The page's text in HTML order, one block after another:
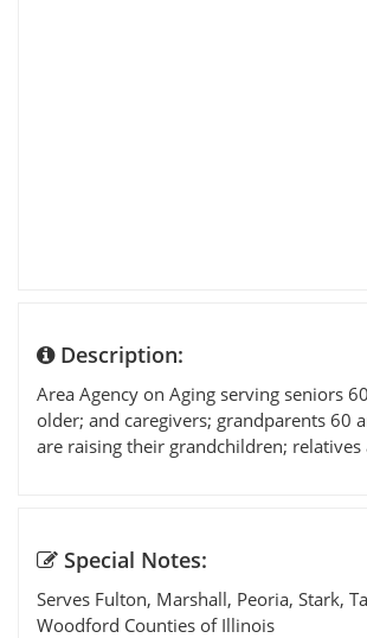
Description:
Area Agency on Aging serving seniors
older; and caregivers; grandparents 60
are raising their grandchildren; relatives
Special Notes:
Serves Fulton, Marshall, Peoria, Stark,
Woodford Counties of Illinois